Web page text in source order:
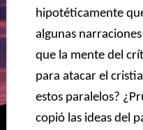
hipotéticamente
algunas
que la mente del
para atacar el
estos paralelos?
copió las ideas del